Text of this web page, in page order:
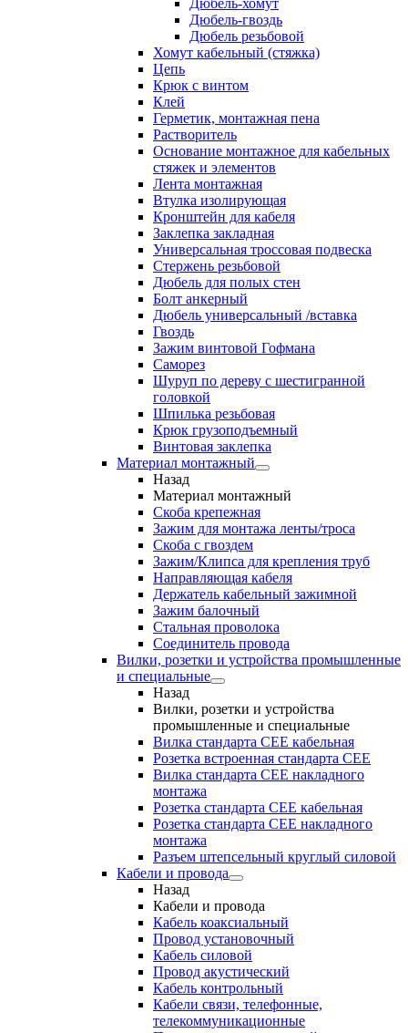
Дюбель-хомут
Дюбель-гвоздь
Дюбель резьбовой
Хомут кабельный (стяжка)
Цепь
Крюк с винтом
Клей
Герметик, монтажная пена
Растворитель
Основание монтажное для кабельных
стяжек и элементов
Лента монтажная
Втулка изолирующая
Кронштейн для кабеля
Заклепка закладная
Универсальная троссовая подвеска
Стержень резьбовой
Дюбель для полых стен
Болт анкерный
Дюбель универсальный /вставка
Гвоздь
Зажим винтовой Гофмана
Саморез
Шуруп по дереву с шестигранной
головкой
Шпилька резьбовая
Крюк грузоподъемный
Винтовая заклепка
Материал монтажный
Назад
Материал монтажный
Скоба крепежная
Зажим для монтажа ленты/троса
Скоба с гвоздем
Зажим/Клипса для крепления труб
Направляющая кабеля
Держатель кабельный зажимной
Зажим балочный
Стальная проволока
Соединитель провода
Вилки, розетки и устройства промышленные
и специальные
Назад
Вилки, розетки и устройства
промышленные и специальные
Вилка стандарта CEE кабельная
Розетка встроенная стандарта CEE
Вилка стандарта CEE накладного
монтажа
Розетка стандарта СЕЕ кабельная
Розетка стандарта СЕЕ накладного
монтажа
Разъем штепсельный круглый силовой
Кабели и провода
Назад
Кабели и провода
Кабель коаксиальный
Провод установочный
Кабель силовой
Провод акустический
Кабель контрольный
Кабели связи, телефонные,
телекоммуникационные